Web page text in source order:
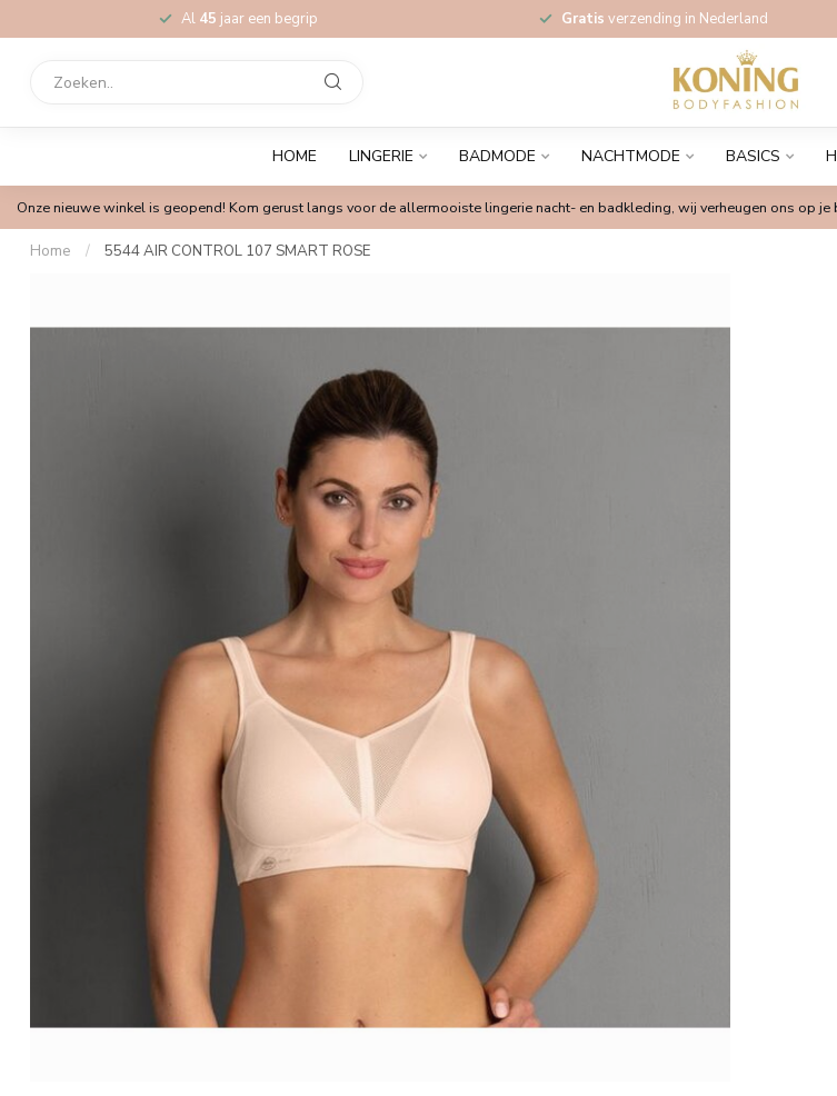
Al 45 jaar een begrip Gratis verzending in Nederland
HOME LINGERIE BADMODE NACHTMODE BASICS
Onze nieuwe winkel is geopend! Kom gerust langs voor de allermooiste lingerie nacht- en badkleding, wij verheugen ons op je
Home / 5544 AIR CONTROL 107 SMART ROSE